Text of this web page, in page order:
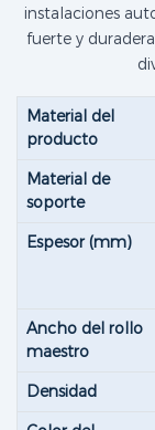
instalaciones
fuerte y
Material del
producto
Material de
soporte
Espesor (mm)
Ancho del rollo
maestro
Densidad